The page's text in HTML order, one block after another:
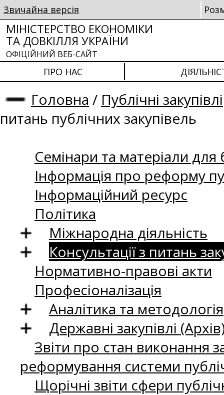
Звичайна версія
МІНІСТЕРСТВО ЕКОНОМІКИ
ТА ДОВКІЛЛЯ УКРАЇНИ
ОФІЦІЙНИЙ ВЕБ-САЙТ
ПРО НАС
Головна / Публічні закупівлі
питань публічних закупівель
Семінари та матеріали для
Інформація про реформу
Інформаційний ресурс
Політика
Міжнародна діяльність
Консультації з питань
Нормативно-правові акти
Професіоналізація
Аналітика та методологія
Державні закупівлі
Звіти про стан виконання
реформування системи
Щорічні звіти сфери